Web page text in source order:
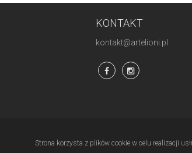
KONTAKT
kontakt@artelioni.pl
Strona korzysta z plików cookie w celu realizacji